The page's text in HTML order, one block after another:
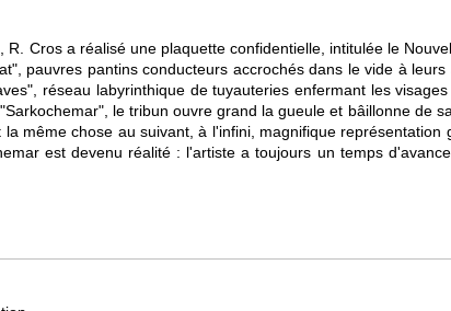
R. Cros a réalisé une plaquette confidentielle, intitulée le
pauvres pantins conducteurs accrochés dans le vide à
réseau labyrinthique de tuyauteries enfermant les
le tribun ouvre grand la gueule et bâillonne de
même chose au suivant, à l'infini, magnifique représentation
est devenu réalité : l'artiste a toujours un temps